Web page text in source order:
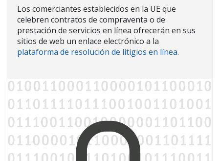
Los comerciantes establecidos en la UE que
celebren contratos de compraventa o de
prestación de servicios en línea ofrecerán en sus
sitios de web un enlace electrónico a la
plataforma de resolución de litigios en línea.